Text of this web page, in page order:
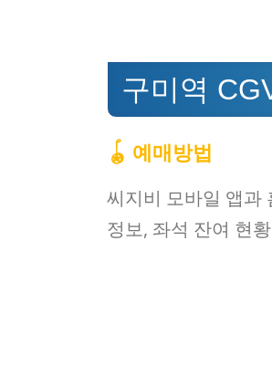
구미역
🪀 예매방법
씨지비 모바일 앱과
정보, 좌석 잔여 현